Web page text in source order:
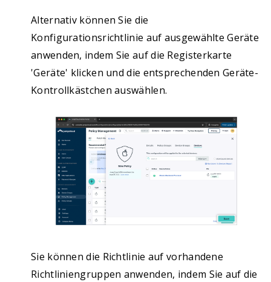
Alternativ können Sie die
Konfigurationsrichtlinie auf ausgewählte Geräte
anwenden, indem Sie auf die Registerkarte
'Geräte' klicken und die entsprechenden Geräte-
Kontrollkästchen auswählen.
Sie können die Richtlinie auf vorhandene
Richtliniengruppen anwenden, indem Sie auf die